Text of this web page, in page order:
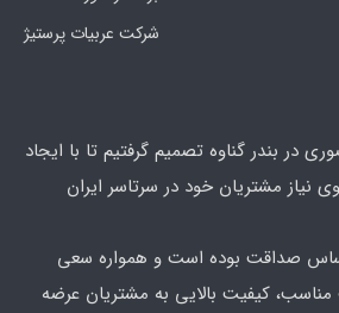
شرکت عربیات پرستیژ
بندر گناوه تصمیم گرفتیم تا با ایجاد
نیاز مشتریان خود در سرتاسر ایران
اساس صداقت بوده است و همواره سعی
مناسب، کیفیت بالایی به مشتریان عرضه